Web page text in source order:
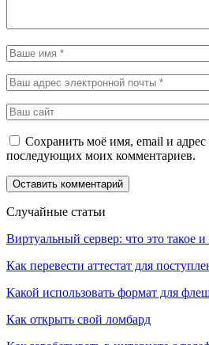
Сохранить моё имя, email и адрес
последующих моих комментариев.
Случайные статьи
Виртуальный сервер: что это такое
Как перевести аттестат для
Какой использовать формат для
Как открыть свой ломбард